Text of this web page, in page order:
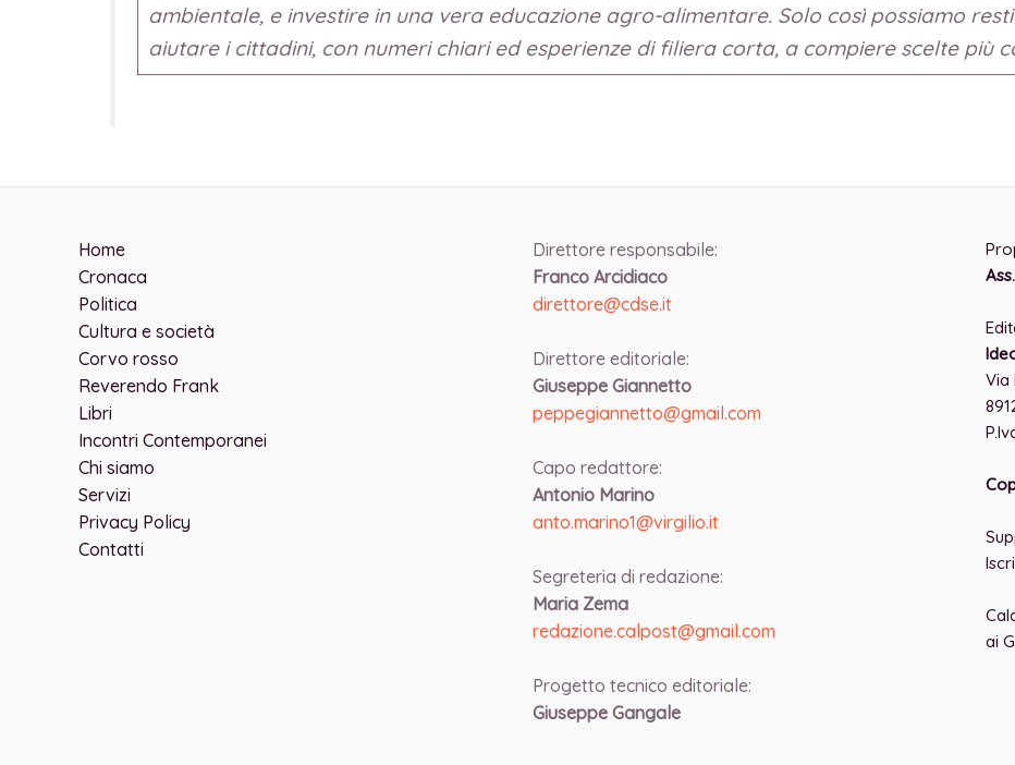
ambientale, e investire in una vera educazione agro-alimentare. Solo così possiamo
aiutare i cittadini, con numeri chiari ed esperienze di filiera corta, a compiere scelte più
Home
Cronaca
Politica
Cultura e società
Corvo rosso
Reverendo Frank
Libri
Incontri Contemporanei
Chi siamo
Servizi
Privacy Policy
Contatti
Direttore responsabile:
Franco Arcidiaco
direttore@cdse.it
Direttore editoriale:
Giuseppe Giannetto
peppegiannetto@gmail.com
Capo redattore:
Antonio Marino
anto.marino1@virgilio.it
Segreteria di redazione:
Maria Zema
redazione.calpost@gmail.com
Progetto tecnico editoriale:
Giuseppe Gangale
Via
ai